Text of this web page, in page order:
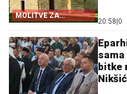
MOLITVE ZA
ZDRAVLJE I USPJEH
20:58 0
bitke
Nikšić